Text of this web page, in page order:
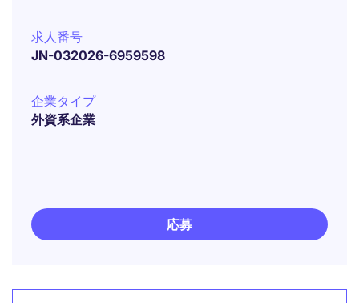
求人番号
JN-032026-6959598
企業タイプ
外資系企業
応募